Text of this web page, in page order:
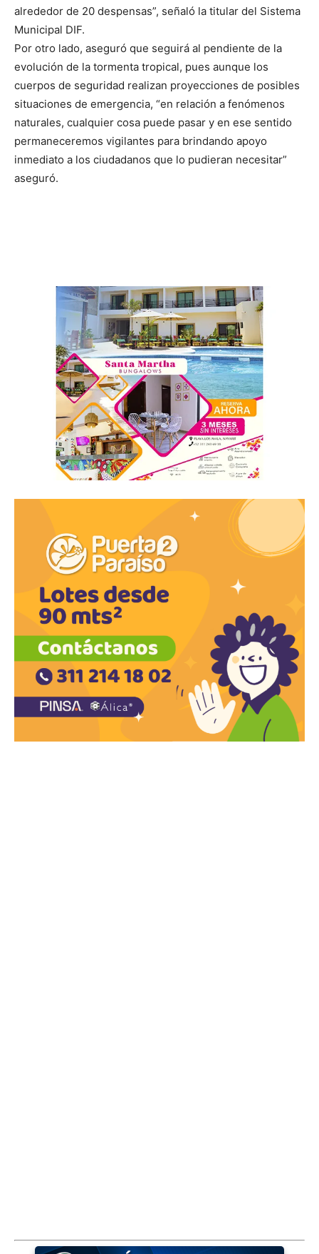
alrededor de 20 despensas”, señaló la titular del Sistema
Municipal DIF.
Por otro lado, aseguró que seguirá al pendiente de la
evolución de la tormenta tropical, pues aunque los
cuerpos de seguridad realizan proyecciones de posibles
situaciones de emergencia, “en relación a fenómenos
naturales, cualquier cosa puede pasar y en ese sentido
permaneceremos vigilantes para brindando apoyo
inmediato a los ciudadanos que lo pudieran necesitar”
aseguró.